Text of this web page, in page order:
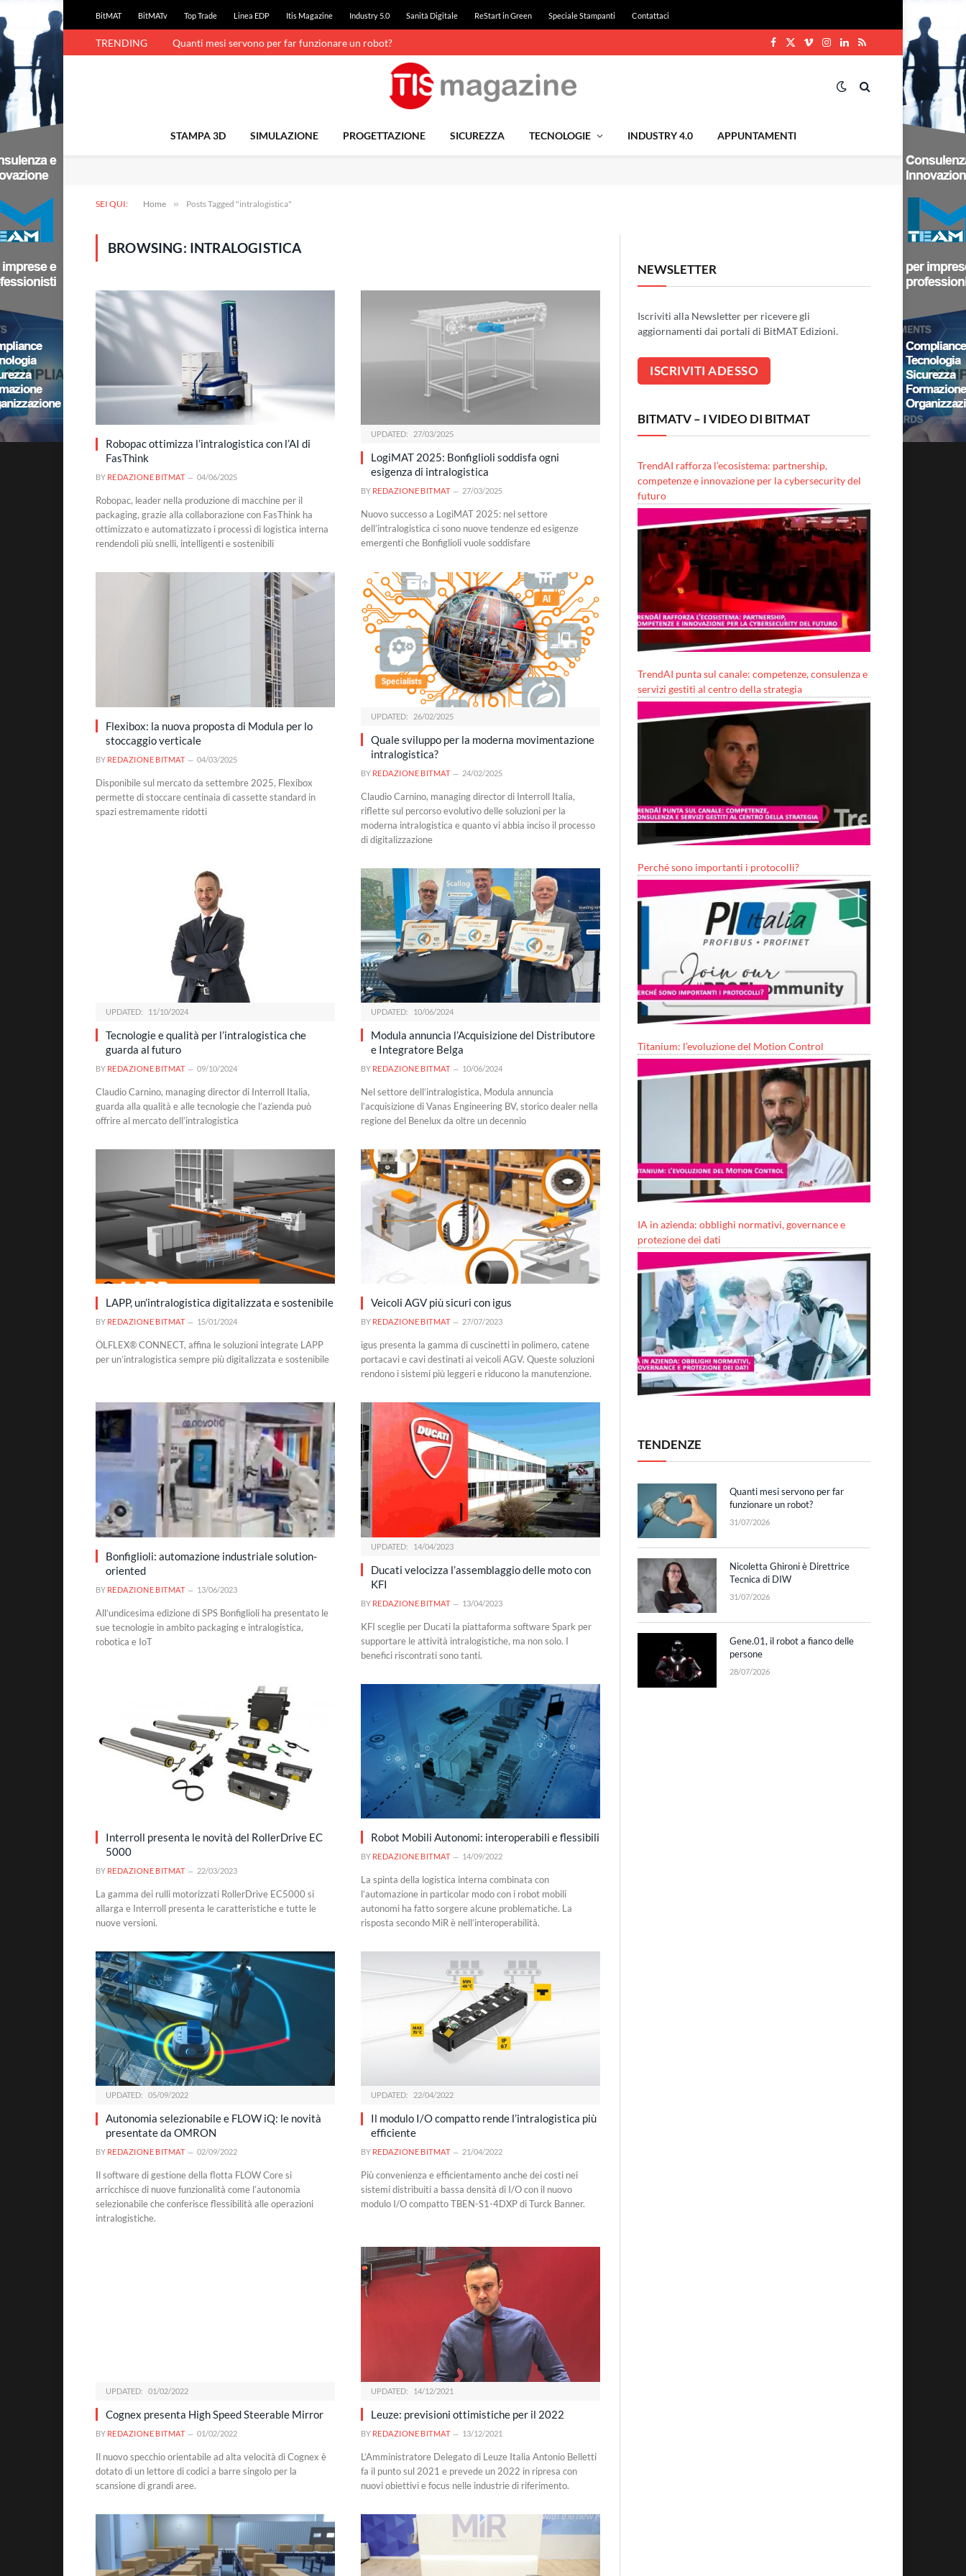
BitMAT BitMATv Top Trade Linea EDP Itis Magazine Industry 5.0 Sanità Digitale ReStart in Green Speciale Stampanti Contattaci
TRENDING Quanti mesi servono per far funzionare un robot?
Facebook
X
VimeoInstagram
LinkedIn
RSS
STAMPA 3D SIMULAZIONE PROGETTAZIONE SICUREZZA TECNOLOGIE INDUSTRY 4.0 APPUNTAMENTI
SEI QUI: Home » Posts Tagged "intralogistica"
BROWSING: INTRALOGISTICA
Robopac ottimizza l’intralogistica con l’AI di
FasThink
BY REDAZIONE BITMAT 04/06/2025
Robopac, leader nella produzione di macchine per il
packaging, grazie alla collaborazione con FasThink ha
ottimizzato e automatizzato i processi di logistica interna
rendendoli più snelli, intelligenti e sostenibili
UPDATED: 27/03/2025
LogiMAT 2025: Bonfiglioli soddisfa ogni
esigenza di intralogistica
BY REDAZIONE BITMAT 27/03/2025
Nuovo successo a LogiMAT 2025: nel settore
dell’intralogistica ci sono nuove tendenze ed esigenze
emergenti che Bonfiglioli vuole soddisfare
Flexibox: la nuova proposta di Modula per lo
stoccaggio verticale
BY REDAZIONE BITMAT 04/03/2025
Disponibile sul mercato da settembre 2025, Flexibox
permette di stoccare centinaia di cassette standard in
spazi estremamente ridotti
UPDATED: 26/02/2025
Quale sviluppo per la moderna movimentazione
intralogistica?
BY REDAZIONE BITMAT 24/02/2025
Claudio Carnino, managing director di Interroll Italia,
riflette sul percorso evolutivo delle soluzioni per la
moderna intralogistica e quanto vi abbia inciso il processo
di digitalizzazione
UPDATED: 11/10/2024
Tecnologie e qualità per l’intralogistica che
guarda al futuro
BY REDAZIONE BITMAT 09/10/2024
Claudio Carnino, managing director di Interroll Italia,
guarda alla qualità e alle tecnologie che l’azienda può
offrire al mercato dell’intralogistica
UPDATED: 10/06/2024
Modula annuncia l’Acquisizione del Distributore
e Integratore Belga
BY REDAZIONE BITMAT 10/06/2024
Nel settore dell’intralogistica, Modula annuncia
l’acquisizione di Vanas Engineering BV, storico dealer nella
regione del Benelux da oltre un decennio
LAPP, un’intralogistica digitalizzata e sostenibile
BY REDAZIONE BITMAT 15/01/2024
ÖLFLEX® CONNECT, affina le soluzioni integrate LAPP
per un’intralogistica sempre più digitalizzata e sostenibile
Veicoli AGV più sicuri con igus
BY REDAZIONE BITMAT 27/07/2023
igus presenta la gamma di cuscinetti in polimero, catene
portacavi e cavi destinati ai veicoli AGV. Queste soluzioni
rendono i sistemi più leggeri e riducono la manutenzione.
Bonfiglioli: automazione industriale solution-
oriented
BY REDAZIONE BITMAT 13/06/2023
All’undicesima edizione di SPS Bonfiglioli ha presentato le
sue tecnologie in ambito packaging e intralogistica,
robotica e IoT
UPDATED: 14/04/2023
Ducati velocizza l’assemblaggio delle moto con
KFI
BY REDAZIONE BITMAT 13/04/2023
KFI sceglie per Ducati la piattaforma software Spark per
supportare le attività intralogistiche, ma non solo. I
benefici riscontrati sono tanti.
Interroll presenta le novità del RollerDrive EC
5000
BY REDAZIONE BITMAT 22/03/2023
La gamma dei rulli motorizzati RollerDrive EC5000 si
allarga e Interroll presenta le caratteristiche e tutte le
nuove versioni.
Robot Mobili Autonomi: interoperabili e flessibili
BY REDAZIONE BITMAT 14/09/2022
La spinta della logistica interna combinata con
l’automazione in particolar modo con i robot mobili
autonomi ha fatto sorgere alcune problematiche. La
risposta secondo MiR è nell’interoperabilità.
UPDATED: 05/09/2022
Autonomia selezionabile e FLOW iQ: le novità
presentate da OMRON
BY REDAZIONE BITMAT 02/09/2022
Il software di gestione della flotta FLOW Core si
arricchisce di nuove funzionalità come l’autonomia
selezionabile che conferisce flessibilità alle operazioni
intralogistiche.
UPDATED: 22/04/2022
Il modulo I/O compatto rende l’intralogistica più
efficiente
BY REDAZIONE BITMAT 21/04/2022
Più convenienza e efficientamento anche dei costi nei
sistemi distribuiti a bassa densità di I/O con il nuovo
modulo I/O compatto TBEN-S1-4DXP di Turck Banner.
UPDATED: 01/02/2022
Cognex presenta High Speed Steerable Mirror
BY REDAZIONE BITMAT 01/02/2022
Il nuovo specchio orientabile ad alta velocità di Cognex è
dotato di un lettore di codici a barre singolo per la
scansione di grandi aree.
UPDATED: 14/12/2021
Leuze: previsioni ottimistiche per il 2022
BY REDAZIONE BITMAT 13/12/2021
L’Amministratore Delegato di Leuze Italia Antonio Belletti
fa il punto sul 2021 e prevede un 2022 in ripresa con
nuovi obiettivi e focus nelle industrie di riferimento.
NEWSLETTER
Iscriviti alla Newsletter per ricevere gli
aggiornamenti dai portali di BitMAT Edizioni.
BITMATV – I VIDEO DI BITMAT
TrendAI rafforza l’ecosistema: partnership,
competenze e innovazione per la cybersecurity del
futuro
TrendAI punta sul canale: competenze, consulenza e
servizi gestiti al centro della strategia
Perché sono importanti i protocolli?
Titanium: l’evoluzione del Motion Control
IA in azienda: obblighi normativi, governance e
protezione dei dati
TENDENZE
Quanti mesi servono per far
funzionare un robot?
31/07/2026
Nicoletta Ghironi è Direttrice
Tecnica di DIW
31/07/2026
Gene.01, il robot a fianco delle
persone
28/07/2026